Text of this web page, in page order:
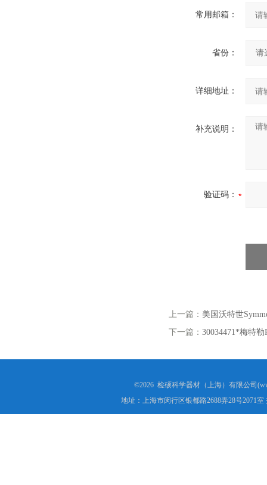
常用邮箱：
省份：
详细地址：
补充说明：
验证码：
上一篇： 美国沃特世
下一篇： 30034471*梅特
©2026 检硕科学器材（上海）有限公司
地址：上海市闵行区银都路2688弄28号2071室